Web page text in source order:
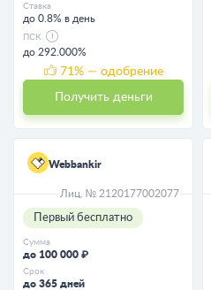
Ставка
до 0.8% в день
ПСК
до 292.000%
71 % — одобрение
Получить деньги
Webbankir
Лиц. № 2120177002077
Первый бесплатно
Сумма
до 100 000 ₽
Срок
до 365 дней